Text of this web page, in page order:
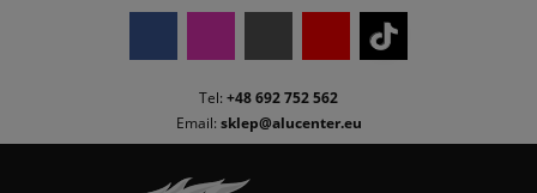
Tel: +48 692 752 562
Email: sklep@alucenter.eu